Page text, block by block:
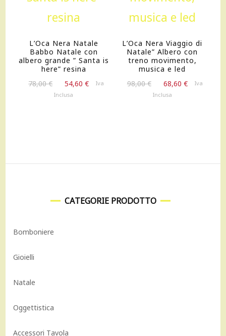
L’Oca Nera Natale
Babbo Natale con
albero grande ” Santa is
here” resina
78,00€
prezzo
54,60€
IlIva
Inclusa
L’Oca Nera Viaggio di
Natale” Albero con
treno movimento,
musica e led
98,00€
prezzo
68,60 €
IlIva
Inclusa
CATEGORIE PRODOTTO
Bomboniere
Gioielli
Natale
Oggettistica
Accessori Tavola